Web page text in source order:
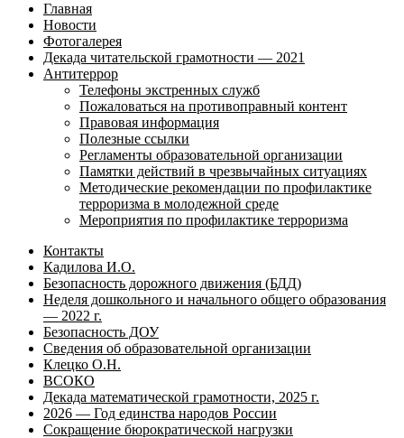
Главная
Новости
Фотогалерея
Декада читательской грамотности — 2021
Антитеррор
Телефоны экстренных служб
Пожаловаться на противоправный контент
Правовая информация
Полезные ссылки
Регламенты образовательной организации
Памятки действий в чрезвычайных ситуациях
Методические рекомендации по профилактике
терроризма в молодежной среде
Мероприятия по профилактике терроризма
Контакты
Кадилова И.О.
Безопасность дорожного движения (БДД)
Неделя дошкольного и начального общего образования
— 2022 г.
Безопасность ДОУ
Сведения об образовательной организации
Клецко О.Н.
ВСОКО
Декада математической грамотности, 2025 г.
2026 — Год единства народов России
Сокращение бюрократической нагрузки